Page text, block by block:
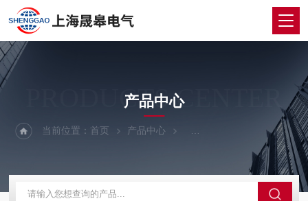
PRODUCTS CENTER
产品中心
当前位置：首页 产品中心 无功补偿装置（电容）检测